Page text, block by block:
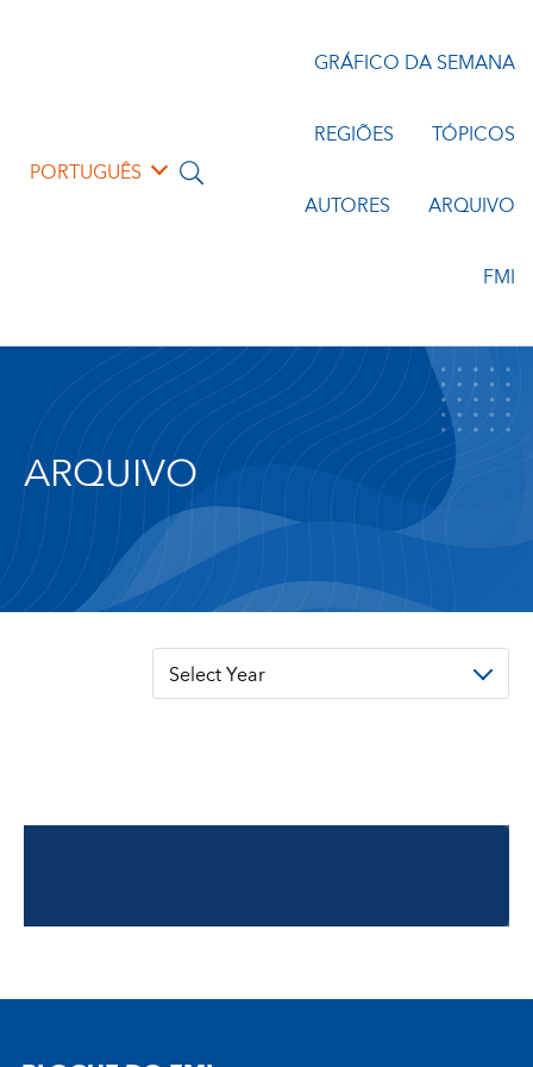
PORTUGUÊS
GRÁFICO DA SEMANA
REGIÕES TÓPICOS
AUTORES ARQUIVO
FMI
ARQUIVO
Select Year